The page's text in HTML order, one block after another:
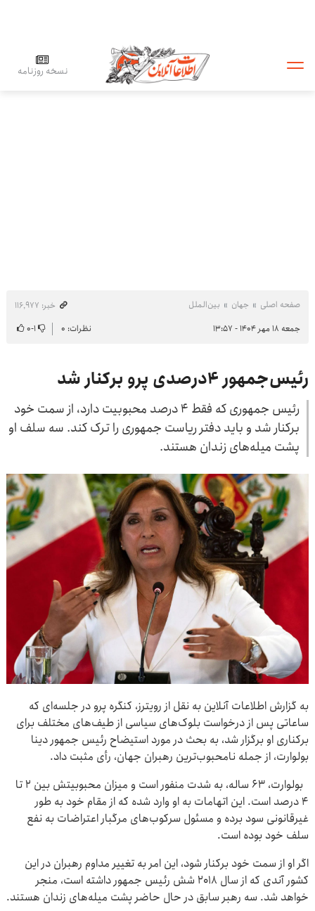
نسخه روزنامه
صفحه اصلی جهان بین‌الملل
خبر: ۱۱۶٬۹۷۷
جمعه ۱۸ مهر ۱۴۰۴ - ۱۳:۵۷
نظرات: ۰ ۱-۰
رئیس‌جمهور ۴درصدی پرو برکنار شد
رئیس جمهوری که فقط ۴ درصد محبوبیت دارد، از سمت خود
برکنار شد و باید دفتر ریاست جمهوری را ترک کند. سه سلف او
پشت میله‌های زندان هستند.
به گزارش اطلاعات آنلاین به نقل از رویترز، کنگره پرو در جلسه‌ای که
ساعاتی پس از درخواست بلوک‌های سیاسی از طیف‌های مختلف برای
برکناری او برگزار شد، به بحث در مورد استیضاح رئیس جمهور دینا
بولوارت، از جمله نامحبوب‌ترین رهبران جهان، رأی مثبت داد.
بولوارت، ۶۳ ساله، به شدت منفور است و میزان محبوبیتش بین ۲ تا
۴ درصد است. این اتهامات به او وارد شده که از مقام خود به طور
غیرقانونی سود برده و مسئول سرکوب‌های مرگبار اعتراضات به نفع
سلف خود بوده است.
اگر او از سمت خود برکنار شود، این امر به تغییر مداوم رهبران در این
کشور آندی که از سال ۲۰۱۸ شش رئیس جمهور داشته است، منجر
خواهد شد. سه رهبر سابق در حال حاضر پشت میله‌های زندان هستند.